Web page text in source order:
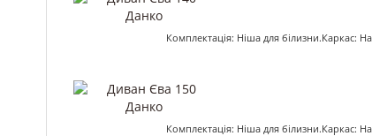
Комплектація: Ніша для
Комплектація: Ніша для